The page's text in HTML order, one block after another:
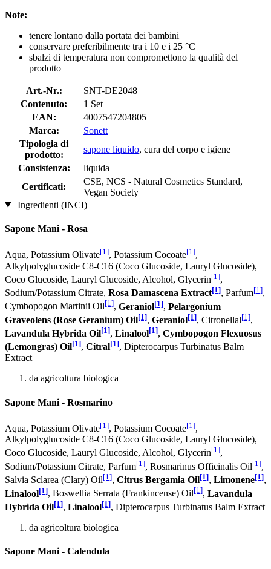
Note:
tenere lontano dalla portata dei bambini
conservare preferibilmente tra i 10 e i 25 °C
sbalzi di temperatura non compromettono la qualità del
prodotto
Art.-Nr.:
SNT-DE2048
Contenuto:
1 Set
EAN:
4007547204805
Marca:
Sonett
Tipologia di
prodotto:
sapone liquido, cura del corpo e igiene
Consistenza:
liquida
Certificati:
CSE, NCS - Natural Cosmetics Standard,
Vegan Society
Ingredienti (INCI)
Sapone Mani - Rosa
Aqua, Potassium Olivate[1], Potassium Cocoate[1],
Alkylpolyglucoside C8-C16 (Coco Glucoside, Lauryl Glucoside),
Coco Glucoside, Lauryl Glucoside, Alcohol, Glycerin[1],
Sodium/Potassium Citrate, Rosa Damascena Extract[1], Parfum[1],
Cymbopogon Martinii Oil[1], Geraniol[1], Pelargonium
Graveolens (Rose Geranium) Oil[1], Geraniol[1], Citronellal[1],
Lavandula Hybrida Oil[1], Linalool[1], Cymbopogon Flexuosus
(Lemongras) Oil[1], Citral[1], Dipterocarpus Turbinatus Balm
Extract
da agricoltura biologica
Sapone Mani - Rosmarino
Aqua, Potassium Olivate[1], Potassium Cocoate[1],
Alkylpolyglucoside C8-C16 (Coco Glucoside, Lauryl Glucoside),
Coco Glucoside, Lauryl Glucoside, Alcohol, Glycerin[1],
Sodium/Potassium Citrate, Parfum[1], Rosmarinus Officinalis Oil[1],
Salvia Sclarea (Clary) Oil[1], Citrus Bergamia Oil[1], Limonene[1],
Linalool[1], Boswellia Serrata (Frankincense) Oil[1], Lavandula
Hybrida Oil[1], Linalool[1], Dipterocarpus Turbinatus Balm Extract
da agricoltura biologica
Sapone Mani - Calendula